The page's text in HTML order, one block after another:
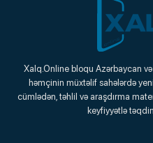
Xalq.Online bloqu Azərbaycan
həmçinin müxtəlif sahələrdə
cümlədən, təhlil və araşdırma
keyfiyyətlə